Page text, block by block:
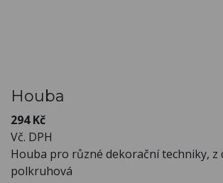
Houba
294 Kč
Vč. DPH
Houba pro různé dekorační techniky, z
polkruhová